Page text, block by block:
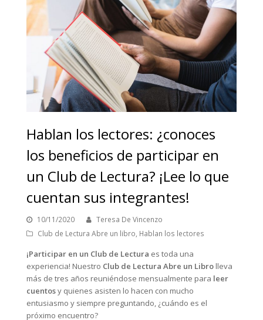
Hablan los lectores: ¿conoces
los beneficios de participar en
un Club de Lectura? ¡Lee lo que
cuentan sus integrantes!
10/11/2020
Teresa De Vincenzo
Club de Lectura Abre un libro, Hablan los lectores
¡Participar en un Club de Lectura es toda una
experiencia! Nuestro Club de Lectura Abre un Librolleva
más de tres años reuniéndose mensualmente para leer
cuentosy quienes asisten lo hacen con mucho
entusiasmo y siempre preguntando, ¿cuándo es el
próximo encuentro?